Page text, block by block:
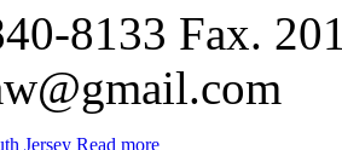
8133 Fax.
Jersey Read more